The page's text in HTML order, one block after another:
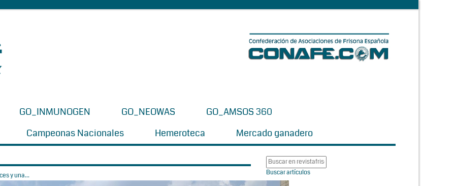
GO_INMUNOGEN GO_NEOWAS
GO_AMSOS 360
Campeonas Nacionales
Hemeroteca Mercado ganadero
y una... Buscar artículos